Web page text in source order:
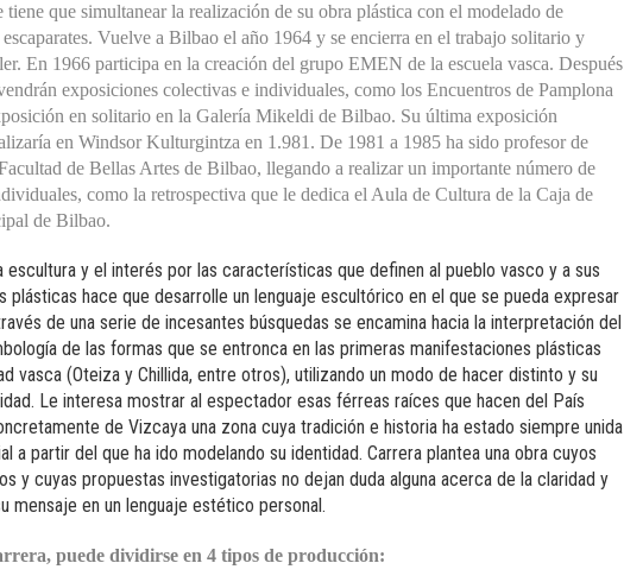
tiene que simultanear la realización de su obra plástica con el modelado de
Vuelve a Bilbao el año 1964 y se encierra en el trabajo solitario y
En 1966 participa en la creación del grupo EMEN de la escuela vasca. Después
exposiciones colectivas e individuales, como los Encuentros de Pamplona
en solitario en la Galería Mikeldi de Bilbao. Su última exposición
en Windsor Kulturgintza en 1.981. De 1981 a 1985 ha sido profesor de
de Bellas Artes de Bilbao, llegando a realizar un importante número de
como la retrospectiva que le dedica el Aula de Cultura de la Caja de
de Bilbao.
escultura y el interés por las características que definen al pueblo vasco y a sus
plásticas hace que desarrolle un lenguaje escultórico en el que se pueda expresar
de una serie de incesantes búsquedas se encamina hacia la interpretación del
de las formas que se entronca en las primeras manifestaciones plásticas
vasca (Oteiza y Chillida, entre otros), utilizando un modo de hacer distinto y su
Le interesa mostrar al espectador esas férreas raíces que hacen del País
de Vizcaya una zona cuya tradición e historia ha estado siempre unida
a partir del que ha ido modelando su identidad. Carrera plantea una obra cuyos
y cuyas propuestas investigatorias no dejan duda alguna acerca de la claridad y
mensaje en un lenguaje estético personal.
puede dividirse en 4 tipos de producción: